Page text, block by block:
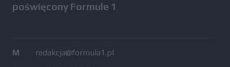
poświęcony Formule 1
M / redakcja@formula1.pl